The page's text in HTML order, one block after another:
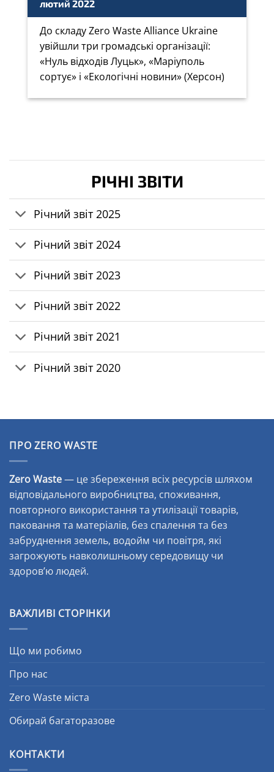
лютий 2022
До складу Zero Waste Alliance Ukraine
увійшли три громадські організації:
«Нуль відходів Луцьк», «Маріуполь
сортує» і «Екологічні новини» (Херсон)
РІЧНІ ЗВІТИ
Річний звіт 2025
Річний звіт 2024
Річний звіт 2023
Річний звіт 2022
Річний звіт 2021
Річний звіт 2020
ПРО ZERO WASTE
Zero Waste— це збереження всіх ресурсів шляхом
відповідального виробництва, споживання,
повторного використання та утилізації товарів,
паковання та матеріалів, без спалення та без
забруднення земель, водойм чи повітря, які
загрожують навколишньому середовищу чи
здоров’ю людей.
ВАЖЛИВІ СТОРІНКИ
Що ми робимо
Про нас
Zero Waste міста
Обирай багаторазове
КОНТАКТИ